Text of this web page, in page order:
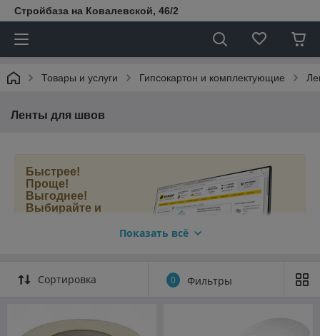
Стройбаза на Ковалевской, 46/2
Товары и услуги Гипсокартон и комплектующие
Ленты для швов
Быстрее!
Проще!
Выгоднее!
Выбирайте и
интернет-
Показать всё
Сортировка 0 Фильтры